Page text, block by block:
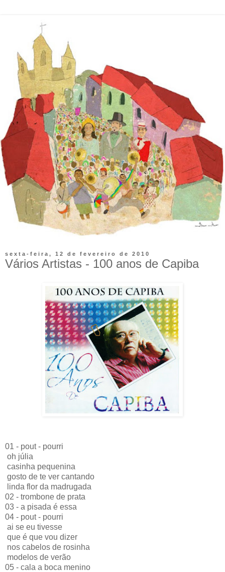
sexta-feira, 12 de fevereiro de 2010
Vários Artistas - 100 anos de Capiba
01 - pout - pourri
oh júlia
casinha pequenina
gosto de te ver cantando
linda flor da madrugada
02 - trombone de prata
03 - a pisada é essa
04 - pout - pourri
ai se eu tivesse
que é que vou dizer
nos cabelos de rosinha
modelos de verão
05 - cala a boca menino